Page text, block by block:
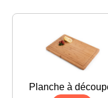
Planche à